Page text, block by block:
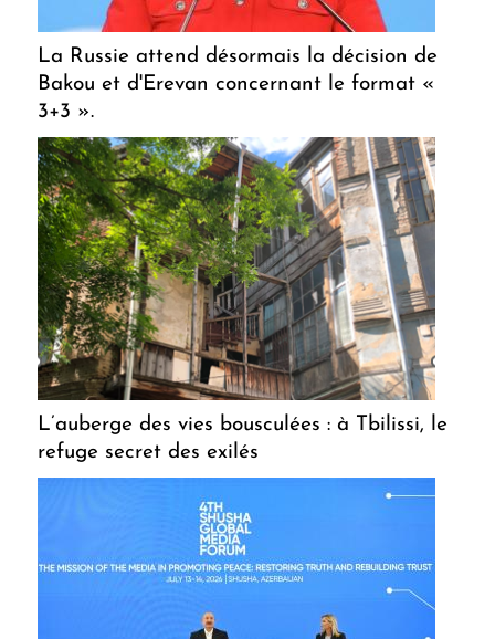
La Russie attend désormais la décision de
Bakou et d'Erevan concernant le format «
3+3 ».
L’auberge des vies bousculées : à Tbilissi, le
refuge secret des exilés